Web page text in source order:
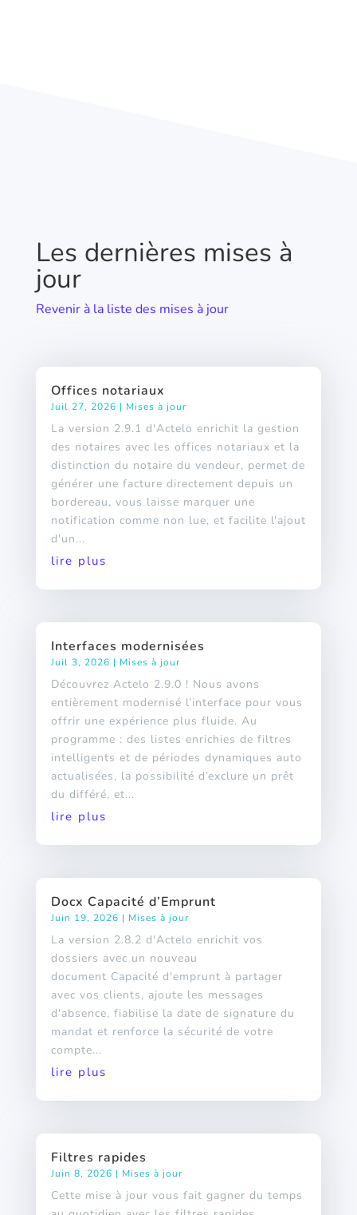
Les dernières mises à
jour
Revenir à la liste des mises à jour
Offices notariaux
Juil 27, 2026 | Mises à jour
La version 2.9.1 d'Actelo enrichit la gestion
des notaires avec les offices notariaux et la
distinction du notaire du vendeur, permet de
générer une facture directement depuis un
bordereau, vous laisse marquer une
notification comme non lue, et facilite l'ajout
d'un...
lire plus
Interfaces modernisées
Juil 3, 2026 | Mises à jour
Découvrez Actelo 2.9.0 ! Nous avons
entièrement modernisé l’interface pour vous
offrir une expérience plus fluide. Au
programme : des listes enrichies de filtres
intelligents et de périodes dynamiques auto
actualisées, la possibilité d’exclure un prêt
du différé, et...
lire plus
Docx Capacité d’Emprunt
Juin 19, 2026 | Mises à jour
La version 2.8.2 d'Actelo enrichit vos
dossiers avec un nouveau
document Capacité d'emprunt à partager
avec vos clients, ajoute les messages
d'absence, fiabilise la date de signature du
mandat et renforce la sécurité de votre
compte...
lire plus
Filtres rapides
Juin 8, 2026 | Mises à jour
Cette mise à jour vous fait gagner du temps